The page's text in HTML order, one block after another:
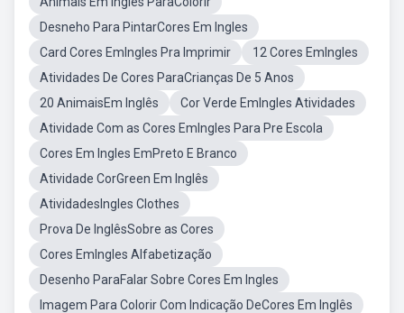
Desneho Para PintarCores Em Ingles
Card Cores EmIngles Pra Imprimir
12 Cores EmIngles
Atividades De Cores ParaCrianças De 5 Anos
20 AnimaisEm Inglês
Cor Verde EmIngles Atividades
Atividade Com as Cores EmIngles Para Pre Escola
Cores Em Ingles EmPreto E Branco
Atividade CorGreen Em Inglês
AtividadesIngles Clothes
Prova De InglêsSobre as Cores
Cores EmIngles Alfabetização
Desenho ParaFalar Sobre Cores Em Ingles
Imagem Para Colorir Com Indicação DeCores Em Inglês